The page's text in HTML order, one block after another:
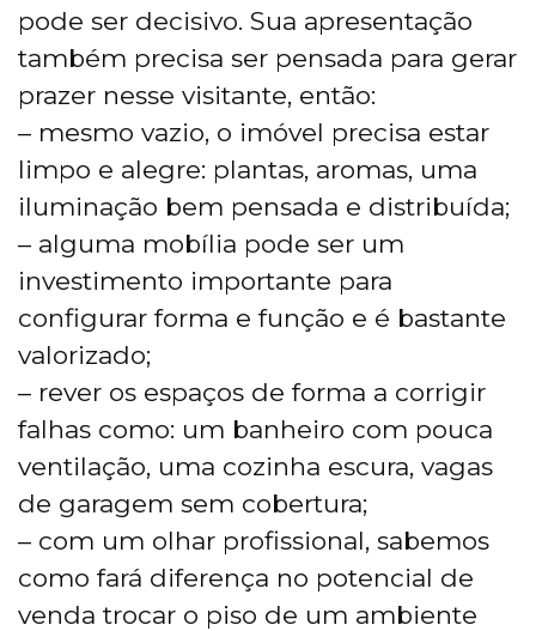
pode ser decisivo. Sua apresentação
também precisa ser pensada para gerar
prazer nesse visitante, então:
– mesmo vazio, o imóvel precisa estar
limpo e alegre: plantas, aromas, uma
iluminação bem pensada e distribuída;
– alguma mobília pode ser um
investimento importante para
configurar forma e função e é bastante
valorizado;
– rever os espaços de forma a corrigir
falhas como: um banheiro com pouca
ventilação, uma cozinha escura, vagas
de garagem sem cobertura;
– com um olhar profissional, sabemos
como fará diferença no potencial de
venda trocar o piso de um ambiente